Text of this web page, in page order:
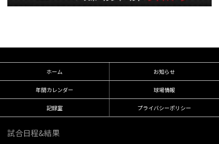
ホーム お知らせ
年間カレンダー 球場情報
記録室 プライバシーポリシー
試合日程&結果